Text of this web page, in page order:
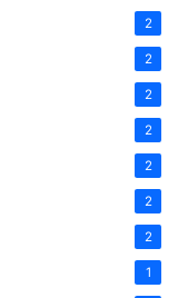
2
2
2
2
2
2
2
1